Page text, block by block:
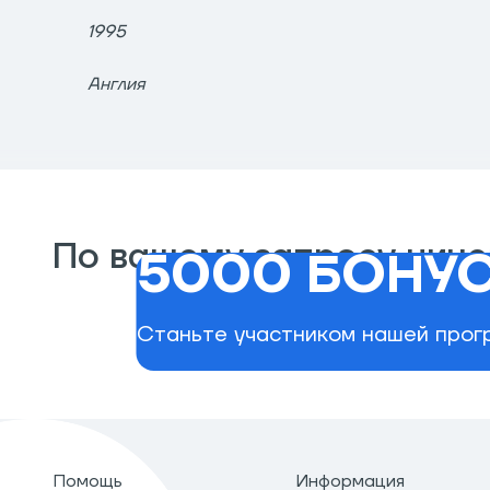
1995
Англия
По вашему запросу
Помощь Информация
5000
Станьте участником нашей